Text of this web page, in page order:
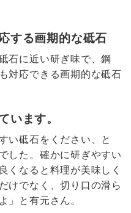
する画期的な砥石
石に近い研ぎ味で、鋼
対応できる画期的な砥石
います。
い砥石をください、と
した。確かに研ぎやすい
くなると料理が美味しく
けでなく、切り口の滑ら
」と有元さん。